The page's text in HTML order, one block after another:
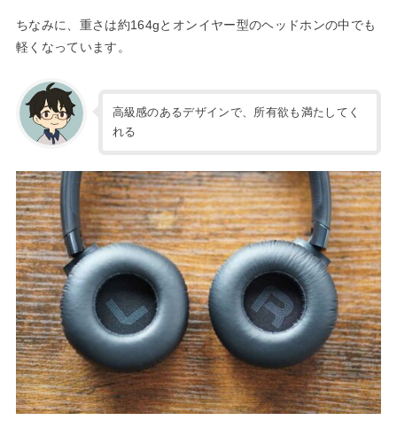
ちなみに、重さは約164gとオンイヤー型のヘッドホンの中でも
軽くなっています。
高級感のあるデザインで、所有欲も満たしてく
れる